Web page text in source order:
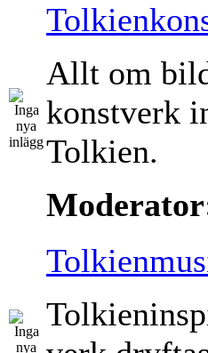
Allt om
konstverk
Tolkien.